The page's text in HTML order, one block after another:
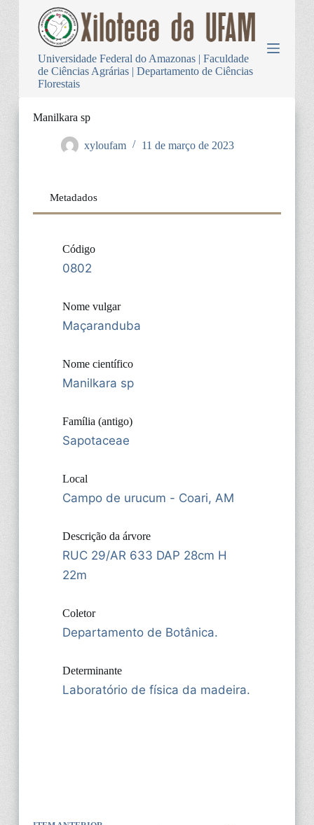
Universidade Federal do Amazonas | Faculdade
de Ciências Agrárias | Departamento de Ciências
Florestais
Manilkara sp
xyloufam 11 de março de 2023
Metadados
Código
0802
Nome vulgar
Maçaranduba
Nome científico
Manilkara sp
Família (antigo)
Sapotaceae
Local
Campo de urucum - Coari, AM
Descrição da árvore
RUC 29/AR 633 DAP 28cm H
22m
Coletor
Departamento de Botânica.
Determinante
Laboratório de física da madeira.